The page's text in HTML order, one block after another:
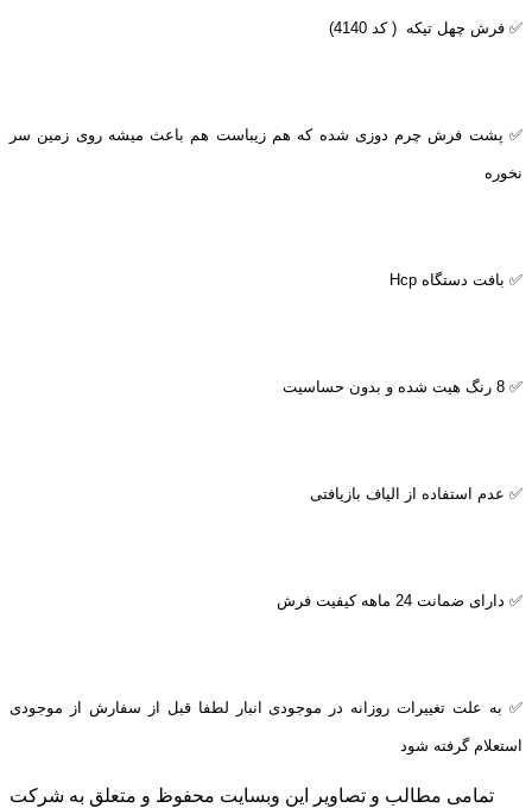
✅ فرش چهل تیکه ( کد 4140)
✅ پشت فرش چرم دوزی شده که هم زیباست هم باعث میشه روی زمین سر
نخوره
✅ بافت دستگاه Hcp
✅ 8 رنگ هیت شده و بدون حساسیت
✅ عدم استفاده از الیاف بازیافتی
✅ دارای ضمانت 24 ماهه کیفیت فرش
✅ به علت تغییرات روزانه در موجودی انبار لطفا قبل از سفارش از موجودی
استعلام گرفته شود
تمامی مطالب و تصاویر این وبسایت محفوظ و متعلق به شرکت